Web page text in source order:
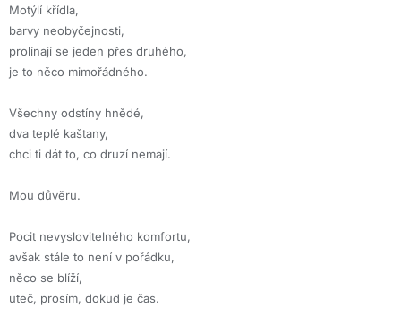
Motýlí křídla,
barvy neobyčejnosti,
prolínají se jeden přes druhého,
je to něco mimořádného.
Všechny odstíny hnědé,
dva teplé kaštany,
chci ti dát to, co druzí nemají.
Mou důvěru.
Pocit nevyslovitelného komfortu,
avšak stále to není v pořádku,
něco se blíží,
uteč, prosím, dokud je čas.